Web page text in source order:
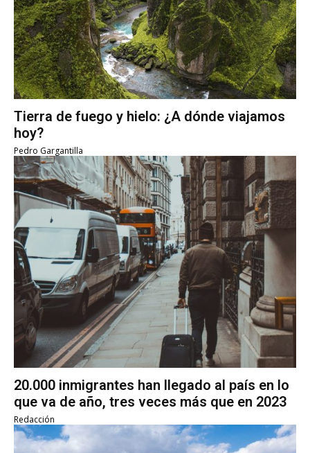
Tierra de fuego y hielo: ¿A dónde viajamos
hoy?
Pedro Gargantilla
20.000 inmigrantes han llegado al país en lo
que va de año, tres veces más que en 2023
Redacción